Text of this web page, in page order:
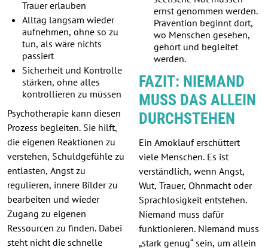
Trauer erlauben
Alltag langsam wieder
aufnehmen, ohne so zu
tun, als wäre nichts
passiert
Sicherheit und Kontrolle
stärken, ohne alles
kontrollieren zu müssen
Psychotherapie kann diesen
Prozess begleiten. Sie hilft,
die eigenen Reaktionen zu
verstehen, Schuldgefühle zu
entlasten, Angst zu
regulieren, innere Bilder zu
bearbeiten und wieder
Zugang zu eigenen
Ressourcen zu finden. Dabei
steht nicht die schnelle
ernst genommen werden.
Prävention beginnt dort,
wo Menschen gesehen,
gehört und begleitet
werden.
FAZIT: NIEMAND
MUSS DAS ALLEIN
DURCHSTEHEN
Ein Amoklauf erschüttert
viele Menschen. Es ist
verständlich, wenn Angst,
Wut, Trauer, Ohnmacht oder
Sprachlosigkeit entstehen.
Niemand muss dafür
funktionieren. Niemand muss
„stark genug“ sein, um allein